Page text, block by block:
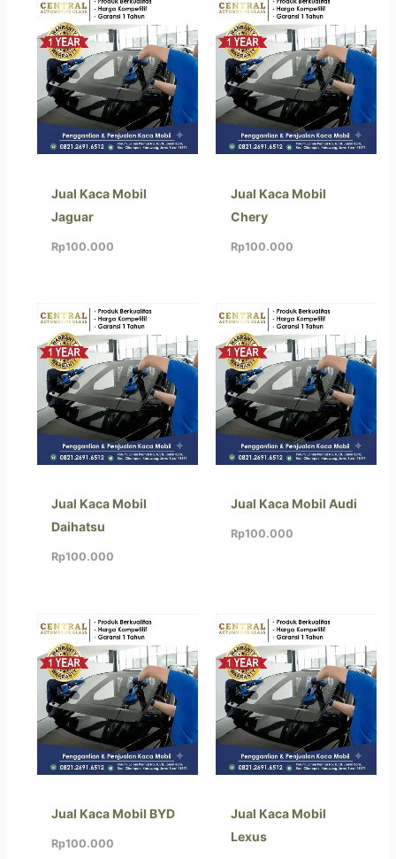
Jual Kaca Mobil
Jaguar
Rp100.000
Jual Kaca Mobil
Chery
Rp100.000
Jual Kaca Mobil
Daihatsu
Rp100.000
Jual Kaca Mobil Audi
Rp100.000
Jual Kaca Mobil BYD
Rp100.000
Jual Kaca Mobil
Lexus